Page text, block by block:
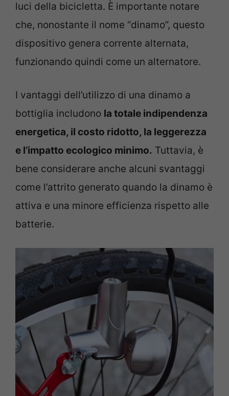
luci della bicicletta. È importante notare
che, nonostante il nome “dinamo”, questo
dispositivo genera corrente alternata,
funzionando quindi come un alternatore.
I vantaggi dell’utilizzo di una dinamo a
bottiglia includono la totale indipendenza
energetica, il costo ridotto, la leggerezza
e l’impatto ecologico minimo. Tuttavia, è
bene considerare anche alcuni svantaggi
come l’attrito generato quando la dinamo è
attiva e una minore efficienza rispetto alle
batterie.